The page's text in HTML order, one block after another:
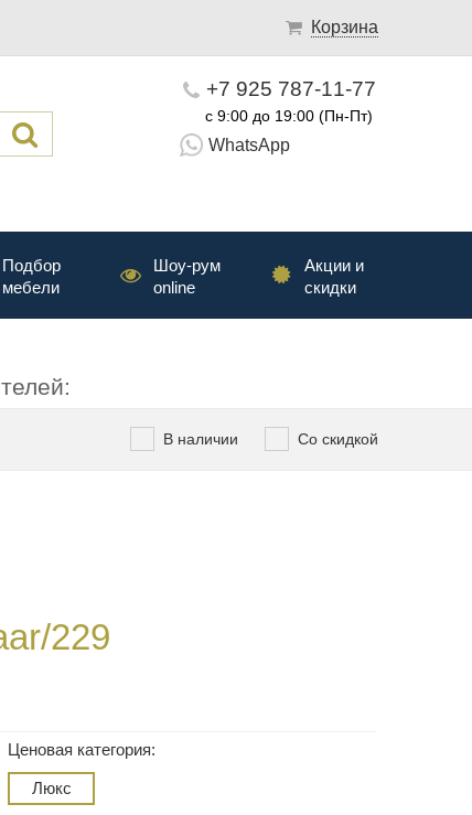
Корзина
+7 925 787-11-77
с 9:00 до 19:00 (Пн-Пт)
WhatsApp
Акции и
скидки
Шоу-рум
online
Подбор
мебели
Со скидкой
В наличии
229
Ценовая категория:
Люкс